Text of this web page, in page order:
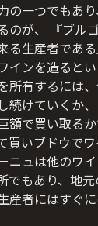
の一つでもあ
のが、 『ブル
る生産者である
インを造ると
所有するには
続けていくか
額で買い取るか
買いブドウで
ニュは他のワ
でもあり、地
産者にはすぐ